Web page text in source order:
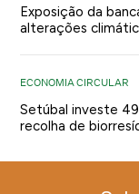
Exposição da
alterações
ECONOMIA CIRCULAR
Setúbal investe
recolha de